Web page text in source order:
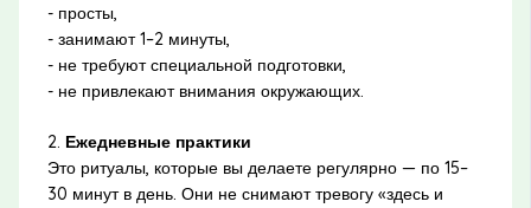
- просты,
- занимают 1–2 минуты,
- не требуют специальной подготовки,
- не привлекают внимания окружающих.
2. Ежедневные практики
Это ритуалы, которые вы делаете регулярно — по 15–
30 минут в день. Они не снимают тревогу «здесь и